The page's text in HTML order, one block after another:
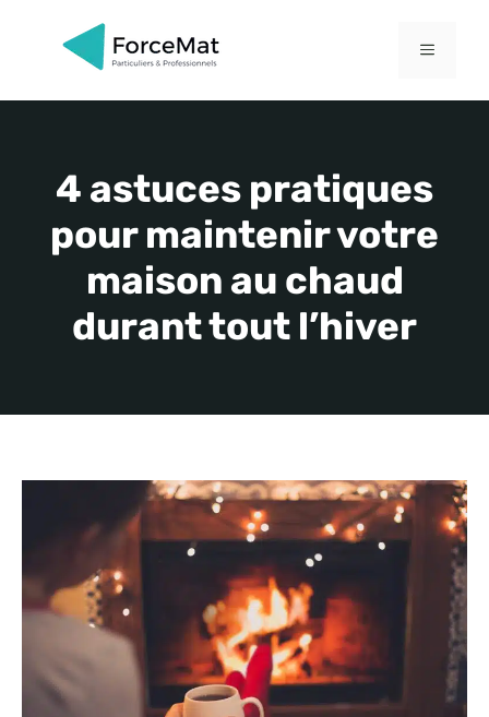
MENU
4 astuces pratiques
pour maintenir votre
maison au chaud
durant tout l’hiver